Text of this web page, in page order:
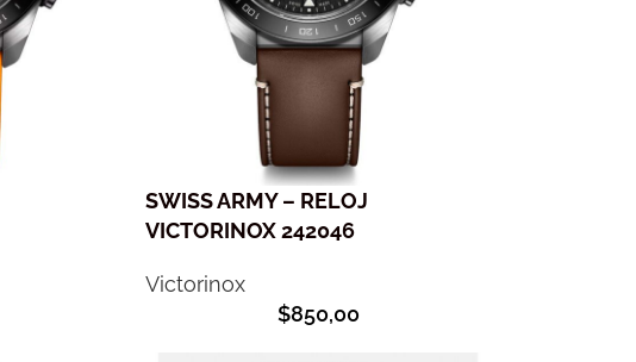
SWISS ARMY – RELOJ
VICTORINOX 242046
Victorinox
$850,00